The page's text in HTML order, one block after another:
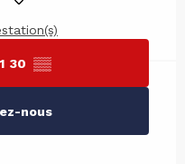
30 ▒▒
nous